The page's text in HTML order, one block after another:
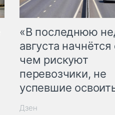
«В последнюю
августа начнётся
чем рискуют
перевозчики, не
успевшие
Дзен